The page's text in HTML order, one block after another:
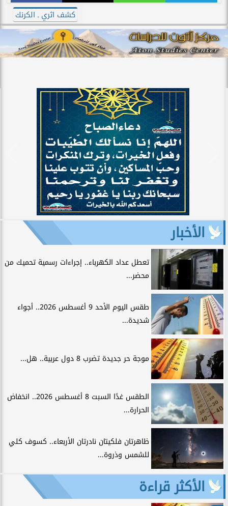
كشف اثري ـ الكرنك
الأخبار
تعطل عداد الكهرباء.. إجراءات رسمية تحميك من
محضر...
طقس اليوم الأحد 9 أغسطس 2026.. أجواء
شديدة...
موجة حر جديدة تضرب 8 دول عربية.. هل...
الطقس غدًا السبت 8 أغسطس 2026.. انخفاض
الحرارة...
ظاهرتان فلكيتان نادرتان الأربعاء.. كسوف كلي
للشمس وذروة...
الأكثر قراءة